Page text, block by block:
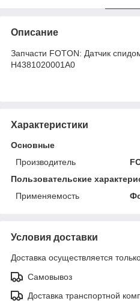
Описание
Запчасти FOTON: Датчик
H4381020001A0
Характеристики
Основные
Производитель
Пользовательские
Применяемость
Условия доставки
Доставка осуществляется
Самовывоз
Доставка транспортной